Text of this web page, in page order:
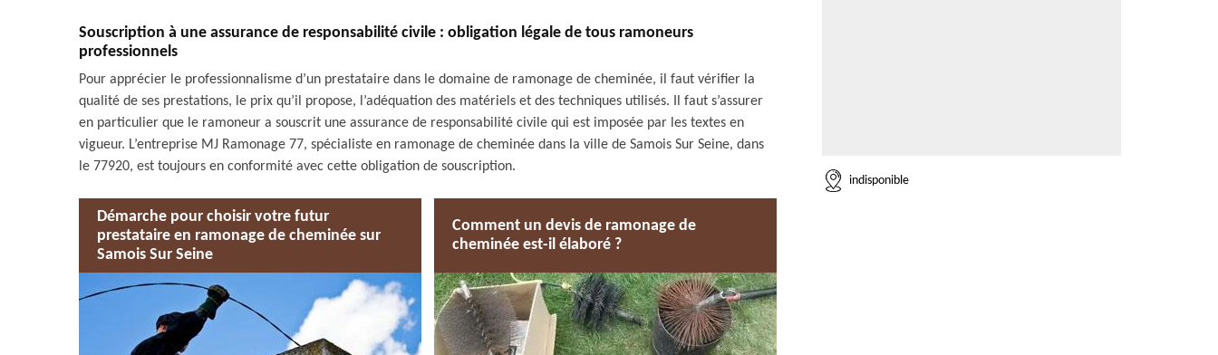
Souscription à une assurance de responsabilité civile : obligation légale de tous ramoneurs
professionnels
Pour apprécier le professionnalisme d’un prestataire dans le domaine de ramonage de cheminée, il faut vérifier la
qualité de ses prestations, le prix qu’il propose, l’adéquation des matériels et des techniques utilisés. Il faut s’assurer
en particulier que le ramoneur a souscrit une assurance de responsabilité civile qui est imposée par les textes en
vigueur. L’entreprise MJ Ramonage 77, spécialiste en ramonage de cheminée dans la ville de Samois Sur Seine, dans
le 77920, est toujours en conformité avec cette obligation de souscription.
Démarche pour choisir votre futur
prestataire en ramonage de cheminée sur
Samois Sur Seine
Comment un devis de ramonage de
cheminée est-il élaboré ?
indisponible